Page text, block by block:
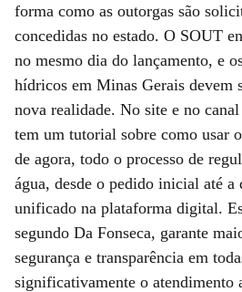
forma como as outorgas são
concedidas no estado. O SOUT
no mesmo dia do lançamento, e
hídricos em Minas Gerais devem
nova realidade. No site e no
tem um tutorial sobre como usar
de agora, todo o processo de
água, desde o pedido inicial até a
unificado na plataforma digital.
segundo Da Fonseca, garante
segurança e transparência em
significativamente o atendimento